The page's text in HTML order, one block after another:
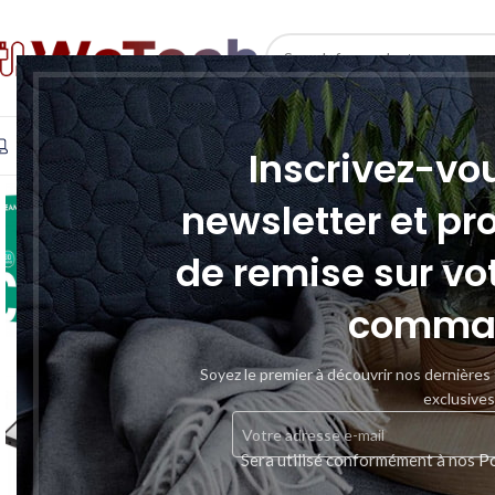
Inscrivez-
newsletter et
de remise sur
Soyez le premier à découvrir nos
exclusives
Sera utilisé conformément à nos
SELECT CATEGORY
INFORMATIQUE TÉLÉPHONIE & TABLETTE STOCKAGE